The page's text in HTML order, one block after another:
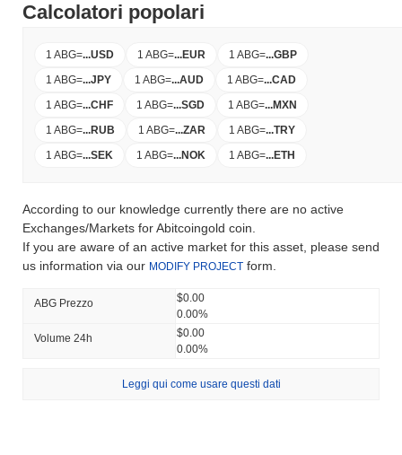
Calcolatori popolari
1 ABG=...USD 1 ABG=...EUR 1 ABG=...GBP
1 ABG=...JPY 1 ABG=...AUD 1 ABG=...CAD
1 ABG=...CHF 1 ABG=...SGD 1 ABG=...MXN
1 ABG=...RUB 1 ABG=...ZAR 1 ABG=...TRY
1 ABG=...SEK 1 ABG=...NOK 1 ABG=...ETH
According to our knowledge currently there are no active
Exchanges/Markets for Abitcoingold coin.
If you are aware of an active market for this asset, please send
us information via our MODIFY PROJECT form.
ABG Prezzo
$0.00
0.00%
Volume 24h
$0.00
0.00%
Leggi qui come usare questi dati